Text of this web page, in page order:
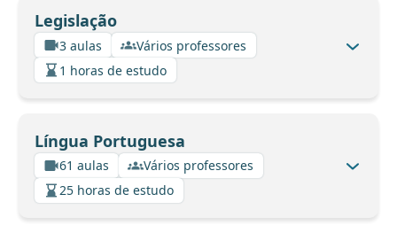
Legislação
3 aulas
Vários professores
1 horas de estudo
Língua Portuguesa
61 aulas
Vários professores
25 horas de estudo